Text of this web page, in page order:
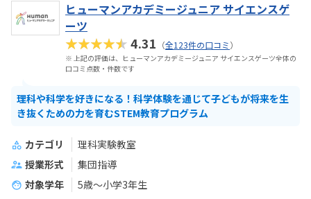
ヒューマンアカデミージュニア サイエンスゲ
ーツ
★★★★★4.31 （全123件の口コミ）
※ 上記の評価は、ヒューマンアカデミージュニア サイエンスゲーツ全体の
口コミ点数・件数です
理科や科学を好きになる！科学体験を通じて子どもが将来を生
き抜くための力を育むSTEM教育プログラム
カテゴリ
理科実験教室
授業形式
集団指導
対象学年
5歳〜小学3年生